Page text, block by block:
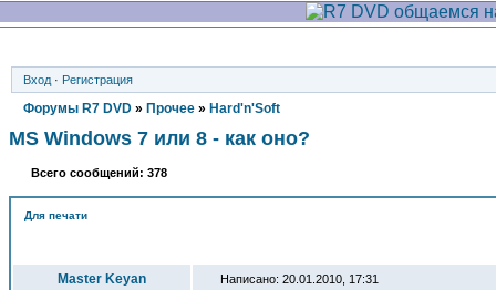
Вход · Регистрация
Форумы R7 DVD » Прочее » Hard'n'Soft
MS Windows 7 или 8 - как оно?
Всего сообщений: 378
Для печати
Master Keyan Написано: 20.01.2010, 17:31